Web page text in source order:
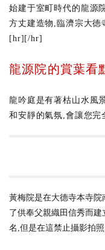
始建于室町時代的龍源
方丈建造物,臨濟宗大徳
[hr][/hr]
龍源院的賞葉看
龍吟庭是有著枯山水風
和安靜的氣氛,會讓您完
黃梅院是在大德寺本寺
了供奉父親織田信秀而
名,但是在這禁止攝影拍